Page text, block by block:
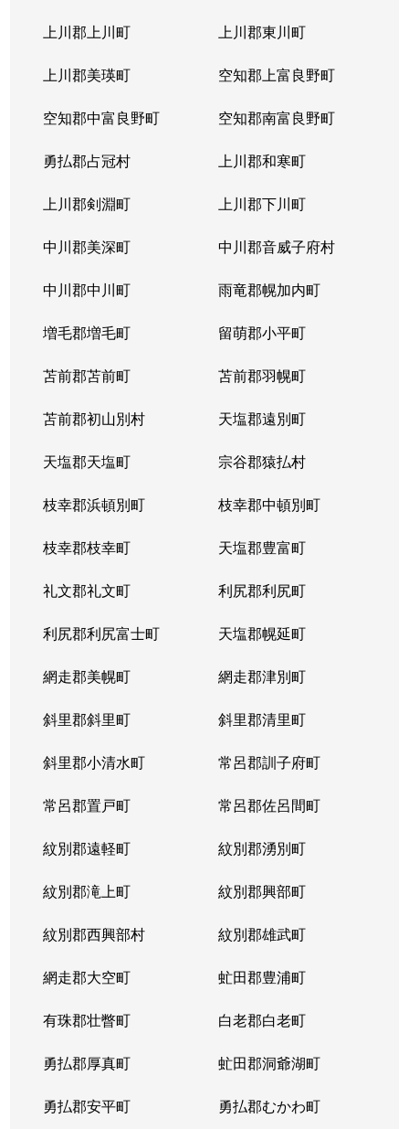
上川郡上川町 上川郡東川町
上川郡美瑛町 空知郡上富良野町
空知郡中富良野町 空知郡南富良野町
勇払郡占冠村 上川郡和寒町
上川郡剣淵町 上川郡下川町
中川郡美深町 中川郡音威子府村
中川郡中川町 雨竜郡幌加内町
増毛郡増毛町 留萌郡小平町
苫前郡苫前町 苫前郡羽幌町
苫前郡初山別村 天塩郡遠別町
天塩郡天塩町 宗谷郡猿払村
枝幸郡浜頓別町 枝幸郡中頓別町
枝幸郡枝幸町 天塩郡豊富町
礼文郡礼文町 利尻郡利尻町
利尻郡利尻富士町 天塩郡幌延町
網走郡美幌町 網走郡津別町
斜里郡斜里町 斜里郡清里町
斜里郡小清水町 常呂郡訓子府町
常呂郡置戸町 常呂郡佐呂間町
紋別郡遠軽町 紋別郡湧別町
紋別郡滝上町 紋別郡興部町
紋別郡西興部村 紋別郡雄武町
網走郡大空町 虻田郡豊浦町
有珠郡壮瞥町 白老郡白老町
勇払郡厚真町 虻田郡洞爺湖町
勇払郡安平町 勇払郡むかわ町